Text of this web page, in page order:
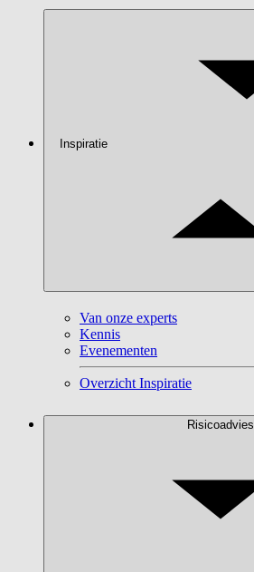
Inspiratie
Van onze experts
Kennis
Evenementen
Overzicht Inspiratie
Risicoadvies